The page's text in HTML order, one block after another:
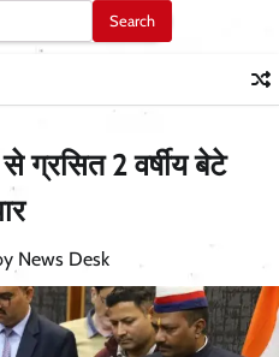
ग्रसित 2 वर्षीय बेटे
News Desk